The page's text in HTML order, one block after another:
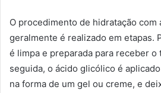
O procedimento de hidratação
geralmente é realizado em etapas.
é limpa e preparada para receber o
seguida, o ácido glicólico é
na forma de um gel ou creme, e